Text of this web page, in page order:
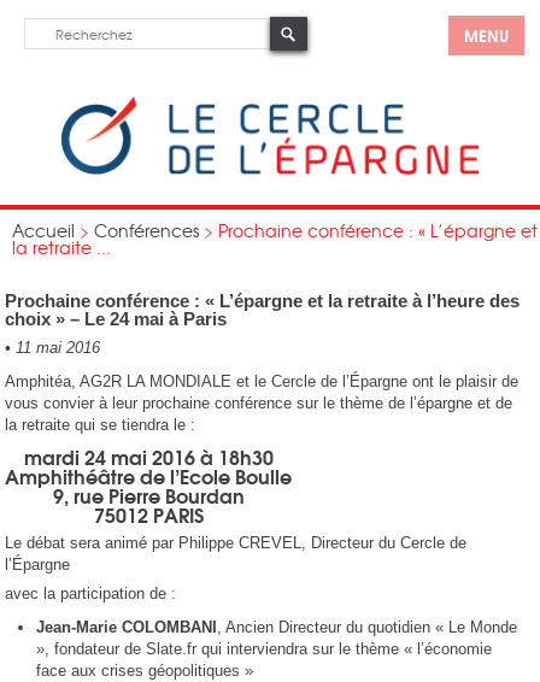
MENU
Accueil > Conférences > Prochaine conférence : « L’épargne et
la retraite ...
Prochaine conférence : « L’épargne et la retraite à l’heure des
choix » – Le 24 mai à Paris
• 11 mai 2016
Amphitéa, AG2R LA MONDIALE et le Cercle de l’Épargne ont le plaisir de
vous convier à leur prochaine conférence sur le thème de l’épargne et de
la retraite qui se tiendra le :
mardi 24 mai 2016 à 18h30
Amphithéâtre de l’Ecole Boulle
9, rue Pierre Bourdan
75012 PARIS
Le débat sera animé par Philippe CREVEL, Directeur du Cercle de
l’Épargne
avec la participation de :
Jean-Marie COLOMBANI , Ancien Directeur du quotidien « Le Monde
», fondateur de Slate.fr qui interviendra sur le thème « l’économie
face aux crises géopolitiques »